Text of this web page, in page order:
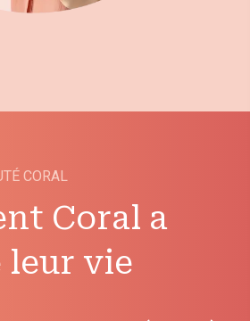
CORAL
Coral a
leur vie